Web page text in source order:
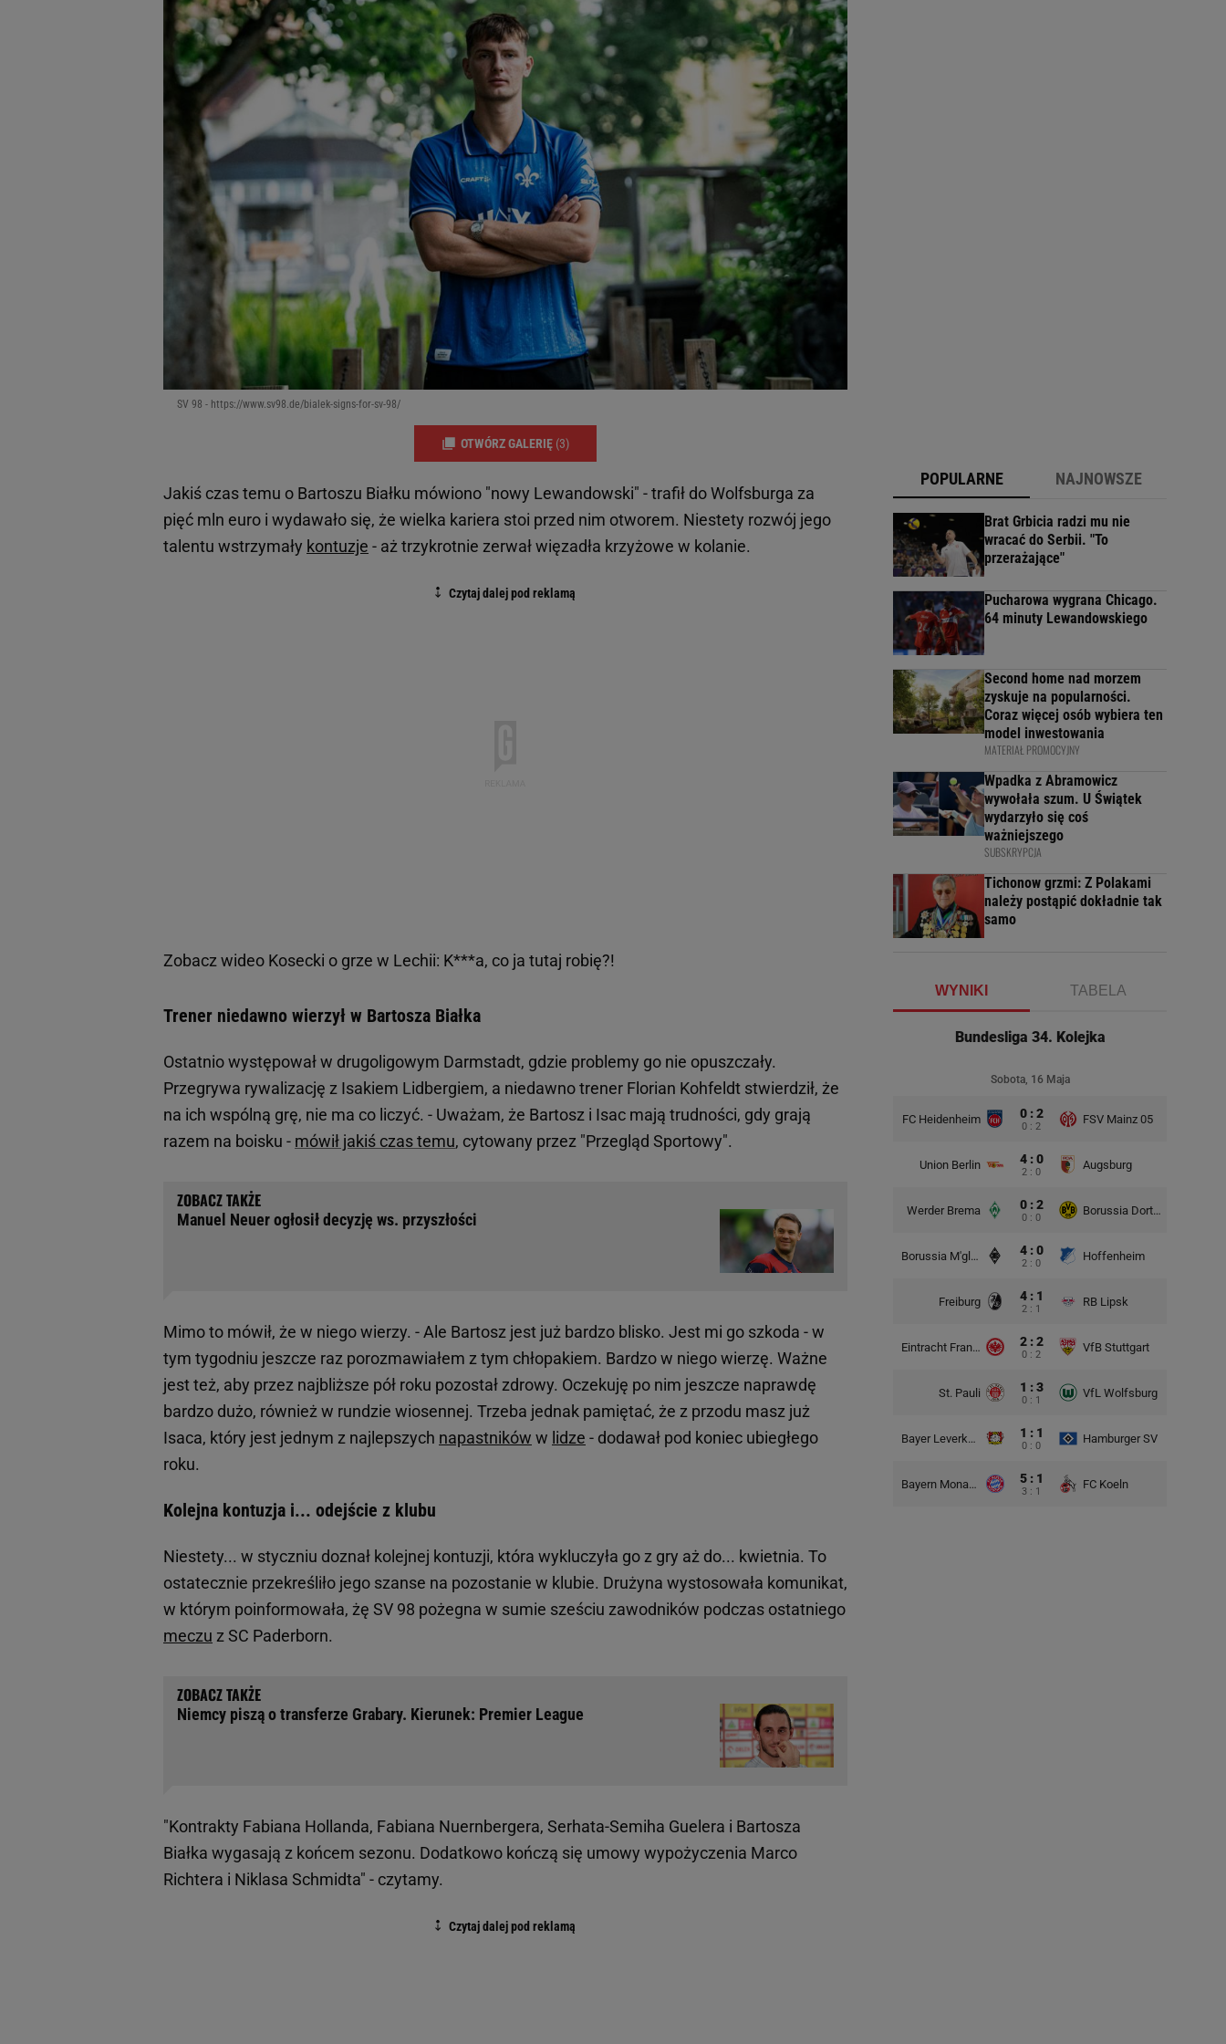
SV 98 - https://www.sv98.de/bialek-signs-for-sv-98/
OTWÓRZ GALERIĘ (3)
Jakiś czas temu o Bartoszu Białku mówiono "nowy Lewandowski" - trafił do Wolfsburga za
pięć mln euro i wydawało się, że wielka kariera stoi przed nim otworem. Niestety rozwój jego
talentu wstrzymały kontuzje - aż trzykrotnie zerwał więzadła krzyżowe w kolanie.
Zobacz wideo Kosecki o grze w Lechii: K***a, co ja tutaj robię?!
Trener niedawno wierzył w Bartosza Białka
Ostatnio występował w drugoligowym Darmstadt, gdzie problemy go nie opuszczały.
Przegrywa rywalizację z Isakiem Lidbergiem, a niedawno trener Florian Kohfeldt stwierdził, że
na ich wspólną grę, nie ma co liczyć. - Uważam, że Bartosz i Isac mają trudności, gdy grają
razem na boisku - mówił jakiś czas temu, cytowany przez "Przegląd Sportowy".
Manuel Neuer ogłosił decyzję ws. przyszłości
Mimo to mówił, że w niego wierzy. - Ale Bartosz jest już bardzo blisko. Jest mi go szkoda - w
tym tygodniu jeszcze raz porozmawiałem z tym chłopakiem. Bardzo w niego wierzę. Ważne
jest też, aby przez najbliższe pół roku pozostał zdrowy. Oczekuję po nim jeszcze naprawdę
bardzo dużo, również w rundzie wiosennej. Trzeba jednak pamiętać, że z przodu masz już
Isaca, który jest jednym z najlepszych napastników w lidze - dodawał pod koniec ubiegłego
roku.
Kolejna kontuzja i... odejście z klubu
Niestety... w styczniu doznał kolejnej kontuzji, która wykluczyła go z gry aż do... kwietnia. To
ostatecznie przekreśliło jego szanse na pozostanie w klubie. Drużyna wystosowała komunikat,
w którym poinformowała, żę SV 98 pożegna w sumie sześciu zawodników podczas ostatniego
meczu z SC Paderborn.
Niemcy piszą o transferze Grabary. Kierunek: Premier League
"Kontrakty Fabiana Hollanda, Fabiana Nuernbergera, Serhata-Semiha Guelera i Bartosza
Białka wygasają z końcem sezonu. Dodatkowo kończą się umowy wypożyczenia Marco
Richtera i Niklasa Schmidta" - czytamy.
POPULARNE NAJNOWSZE
Brat Grbicia radzi mu nie
wracać do Serbii. "To
przerażające"
Pucharowa wygrana Chicago.
64 minuty Lewandowskiego
Second home nad morzem
zyskuje na popularności.
Coraz więcej osób wybiera ten
model inwestowania
MATERIAŁ PROMOCYJNY
Wpadka z Abramowicz
wywołała szum. U Świątek
wydarzyło się coś
ważniejszego
SUBSKRYPCJA
Tichonow grzmi: Z Polakami
należy postąpić dokładnie tak
samo
WYNIKI TABELA
Bundesliga 34. Kolejka
Sobota, 16 Maja
FC Heidenheim 0 : 2
0 : 2
FSV Mainz 05
Union Berlin 4 : 0
2 : 0
Augsburg
Werder Brema 0 : 2
0 : 0
Borussia Dortmund
Borussia M'gladbach 4 : 0
2 : 0
Hoffenheim
Freiburg 4 : 1
2 : 1
RB Lipsk
Eintracht Frankfurt 2 : 2
0 : 2
VfB Stuttgart
St. Pauli 1 : 3
0 : 1
VfL Wolfsburg
Bayer Leverkusen 1 : 1
0 : 0
Hamburger SV
Bayern Monachium 5 : 1
3 : 1
FC Koeln